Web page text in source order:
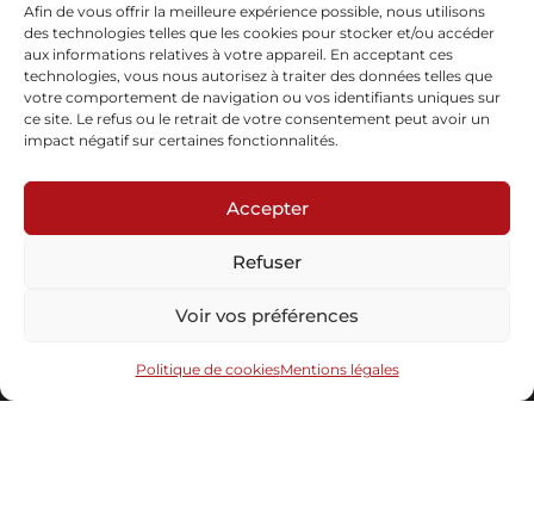
Afin de vous offrir la meilleure expérience possible, nous utilisons
des technologies telles que les cookies pour stocker et/ou accéder
aux informations relatives à votre appareil. En acceptant ces
technologies, vous nous autorisez à traiter des données telles que
votre comportement de navigation ou vos identifiants uniques sur
ce site. Le refus ou le retrait de votre consentement peut avoir un
impact négatif sur certaines fonctionnalités.
Accepter
Refuser
Voir vos préférences
Politique de cookiesMentions légales
Demande d'informations Télécharger la fiche
Abonnez-vous à notre newsletter